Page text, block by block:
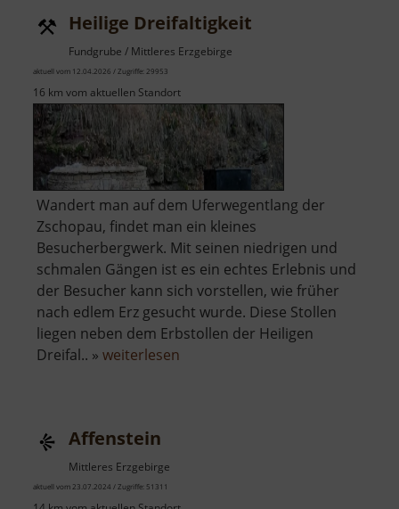
Heilige Dreifaltigkeit
Fundgrube / Mittleres Erzgebirge
aktuell vom 12.04.2026 / Zugriffe: 29953
16 km vom aktuellen Standort
Wandert man auf dem Uferwegentlang der
Zschopau, findet man ein kleines
Besucherbergwerk. Mit seinen niedrigen und
schmalen Gängen ist es ein echtes Erlebnis und
der Besucher kann sich vorstellen, wie früher
nach edlem Erz gesucht wurde. Diese Stollen
liegen neben dem Erbstollen der Heiligen
Dreifal.. » weiterlesen
Affenstein
Mittleres Erzgebirge
aktuell vom 23.07.2024 / Zugriffe: 51311